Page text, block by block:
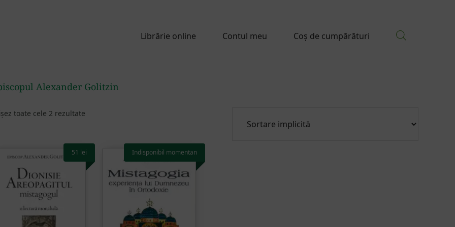
Librărie online Contul meu Coș de cumpărături
Alexander Golitzin
toate cele 2 rezultate
51 lei Indisponibil momentan